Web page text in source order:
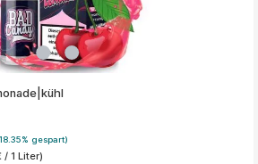
gespart)
1 Liter)